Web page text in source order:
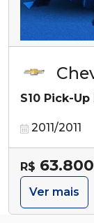
S10 Pick-Up
2011/2011
R$ 63.800
Ver mais